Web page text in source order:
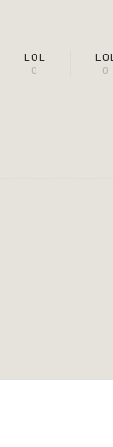
LOL
0
LOL
0